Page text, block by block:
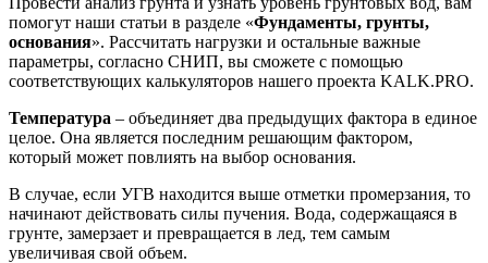
помогут наши статьи в разделе «Фундаменты, грунты,
основания». Рассчитать нагрузки и остальные важные
параметры, согласно СНИП, вы сможете с помощью
соответствующих калькуляторов нашего проекта KALK.PRO.
Температура – объединяет два предыдущих фактора в единое
целое. Она является последним решающим фактором,
который может повлиять на выбор основания.
В случае, если УГВ находится выше отметки промерзания, то
начинают действовать силы пучения. Вода, содержащаяся в
грунте, замерзает и превращается в лед, тем самым
увеличивая свой объем.